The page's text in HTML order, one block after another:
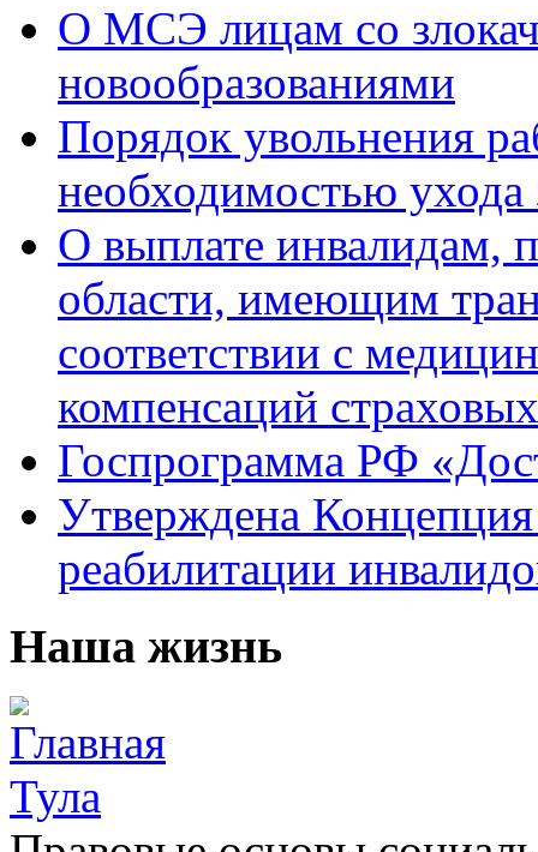
О МСЭ лицам со
новообразованиями
Порядок увольнения
необходимостью
О выплате инвалидам,
области, имеющим
соответствии с
компенсаций
Госпрограмма РФ
Утверждена
реабилитации
Наша жизнь
Главная